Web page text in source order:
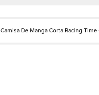
Camisa De Manga Corta Racing Time